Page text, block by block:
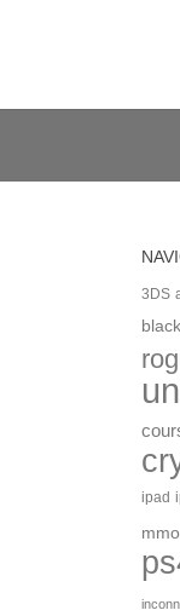
3DS
ipad
mmo